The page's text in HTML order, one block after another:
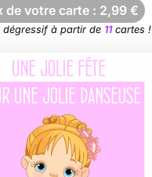
de votre carte : 2,99 €
à partir de 11cartes !